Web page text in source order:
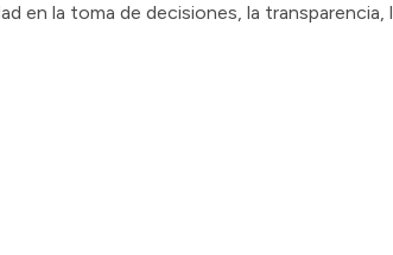
en la toma de decisiones, la